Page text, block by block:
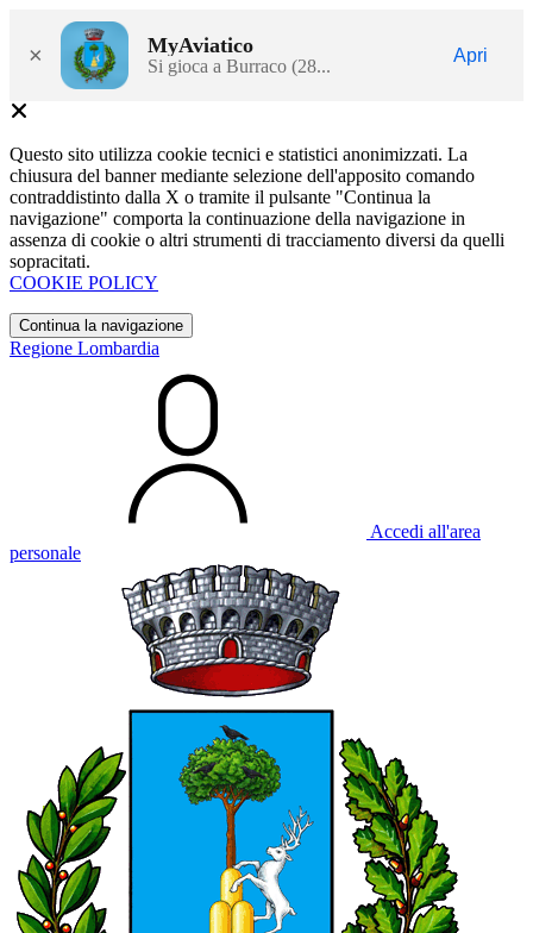
× MyAviatico
Si gioca a Burraco (28...
Apri
Questo sito utilizza cookie tecnici e statistici anonimizzati. La
chiusura del banner mediante selezione dell'apposito comando
contraddistinto dalla X o tramite il pulsante "Continua la
navigazione" comporta la continuazione della navigazione in
assenza di cookie o altri strumenti di tracciamento diversi da quelli
sopracitati.
COOKIE POLICY
Continua la navigazione
Regione Lombardia
Accedi all'area
personale